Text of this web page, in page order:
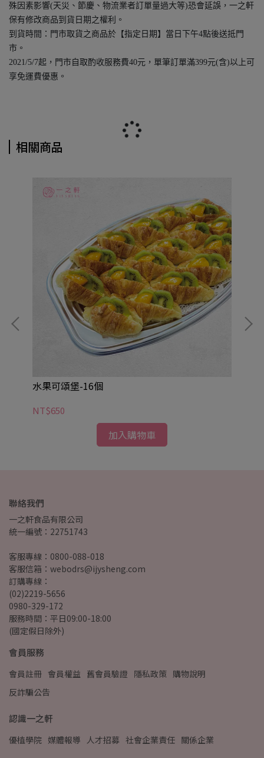
殊因素影響(天災、節慶、物流業者訂單量過大等)恐會延誤，一之軒
保有修改商品到貨日期之權利。
到貨時間：門市取貨之商品於【指定日期】當日下午4點後送抵門
市。
2021/5/7起，門市自取酌收服務費40元，單筆訂單滿399元(含)以上可
享免運費優惠。
相關商品
水果可頌堡-16個
NT$650
加入購物車
聯絡我們
一之軒食品有限公司
統一編號：22751743
客服專線：0800-088-018
客服信箱：webodrs@ijysheng.com
訂購專線：
(02)2219-5656
0980-329-172
服務時間：平日09:00-18:00
(國定假日除外)
會員服務
會員註冊 會員權益 舊會員驗證 隱私政策 購物說明
反詐騙公告
認識一之軒
優植學院 媒體報導 人才招募 社會企業責任 關係企業